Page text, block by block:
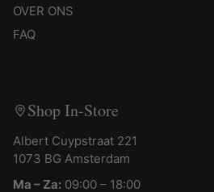
OVER ONS
FAQ
Shop In-Store
Albert Cuypstraat 221
1073 BG Amsterdam
Ma – Za: 09:00 – 18:00